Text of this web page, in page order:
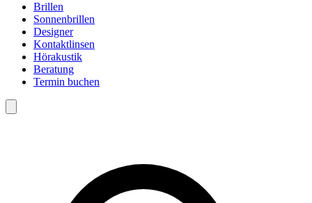
Brillen
Sonnenbrillen
Designer
Kontaktlinsen
Hörakustik
Beratung
Termin buchen